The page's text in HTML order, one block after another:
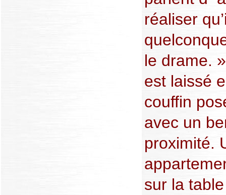
réaliser
le drame.
est laissé
couffin
avec un
proximité.
sur la